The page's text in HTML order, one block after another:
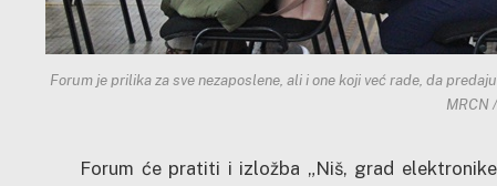
Forum je prilika za sve nezaposlene, ali i one koji već rade, da
MRCN
Forum će pratiti i izložba „Niš, grad